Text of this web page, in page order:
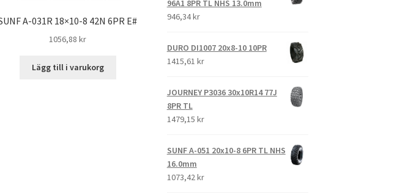
A-031R 18×10-8 42N 6PR E#
1056,88 kr
Lägg till i varukorg
96A1 8PR TL NHS 13.0mm
946,34 kr
DURO DI1007 20x8-10 10PR
1415,61 kr
JOURNEY P3036 30x10R14 77J
8PR TL
1479,15 kr
SUNF A-051 20x10-8 6PR TL NHS
16.0mm
1073,42 kr